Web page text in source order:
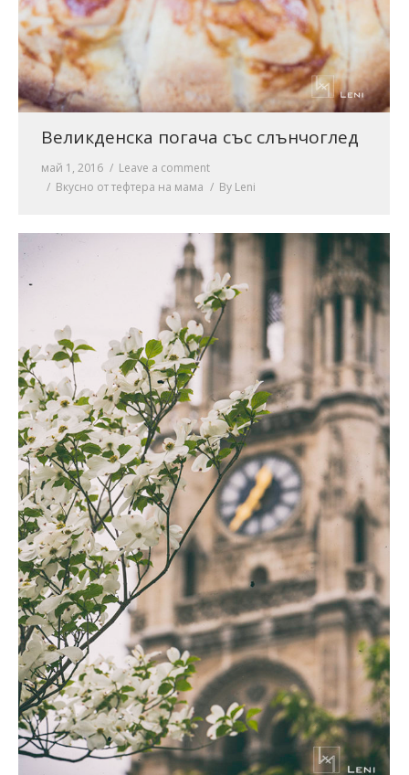
Великденска погача със слънчоглед
май 1, 2016
Leave a comment
Вкусно от тефтера на мама
By Leni